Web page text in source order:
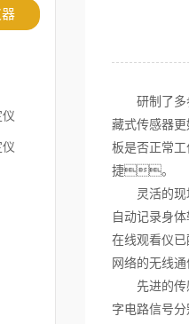
研制了多
藏式传感器
板是否正常
捷。
灵活的现
自动记录身
在线观看仪
网络的无线
先进的传
字电路信号